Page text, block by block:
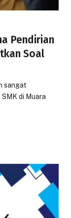
Pendirian
Soal
sangat
di Muara